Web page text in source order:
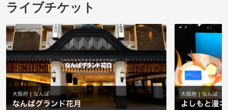
ライブチケット